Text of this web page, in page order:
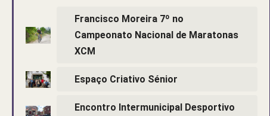
Francisco Moreira 7º no
Campeonato Nacional de Maratonas
XCM
Espaço Criativo Sénior
Encontro Intermunicipal Desportivo